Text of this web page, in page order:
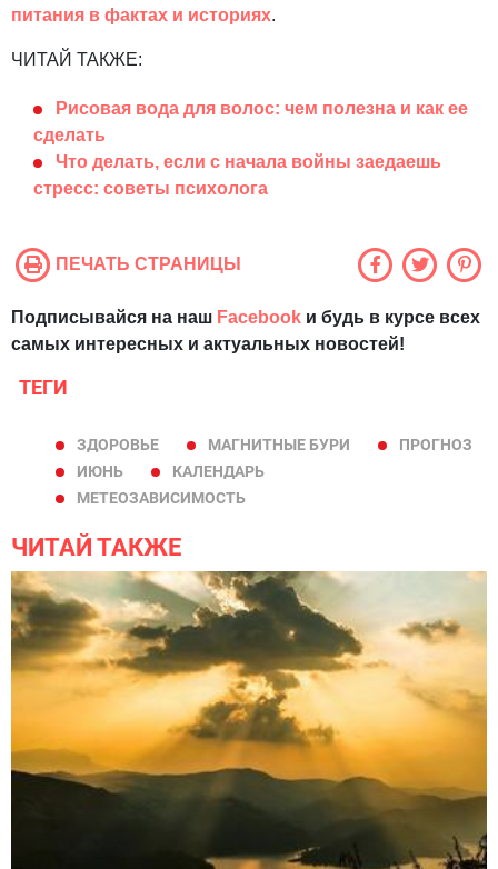
питания в фактах и историях.
ЧИТАЙ ТАКЖЕ:
Рисовая вода для волос: чем полезна и как ее
сделать
Что делать, если с начала войны заедаешь
стресс: советы психолога
ПЕЧАТЬ СТРАНИЦЫ
Подписывайся на наш Facebook и будь в курсе всех
самых интересных и актуальных новостей!
ТЕГИ
ЗДОРОВЬЕ МАГНИТНЫЕ БУРИ
ПРОГНОЗ
ИЮНЬ
КАЛЕНДАРЬ
МЕТЕОЗАВИСИМОСТЬ
ЧИТАЙ ТАКЖЕ